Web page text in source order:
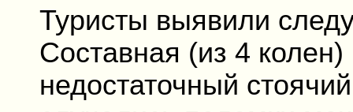
Туристы выявили
Составная (из 4
недостаточный